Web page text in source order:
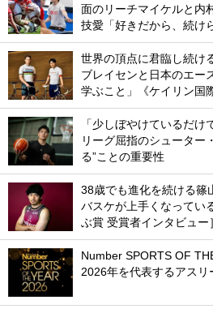
面のリーチマイケルと内
技愛「好きだから、続け
世界の頂点に君臨し続け
ブレイセンと日本のエー
学ぶこと」《ケイリン国
「少しぼやけているだ
リーグ屈指のシューター
る”ことの重要性
38歳でも進化を続ける篠
バスケが上手くなってい
ぶ賞 受賞者インタビュー
Number SPORTS OF
2026年を代表するアスリ